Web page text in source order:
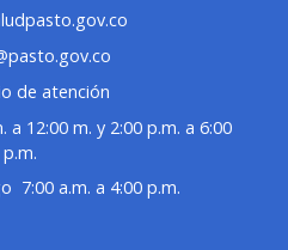
de atención
a 12:00 m. y 2:00 p.m. a 6:00
p.m.
7:00 a.m. a 4:00 p.m.